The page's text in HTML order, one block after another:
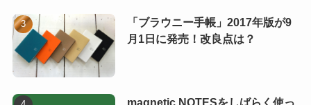
「ブラウニー手帳」2017年版が9
月1日に発売！改良点は？
magnetic NOTESをしばらく使っ